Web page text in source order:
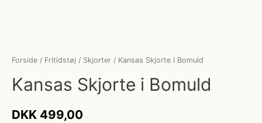
Forside / Fritidstøj / Skjorter / Kansas Skjorte I Bomuld
Kansas Skjorte i Bomuld
DKK 499,00